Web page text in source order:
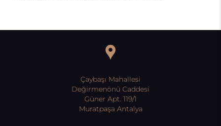
Çaybaşı Mahallesi
Değirmenönü Caddesi
Güner Apt. 119/1
Muratpaşa Antalya